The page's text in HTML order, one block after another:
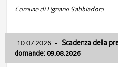
Comune di Lignano Sabbiadoro
10.07.2026 - Scadenza della
domande: 09.08.2026